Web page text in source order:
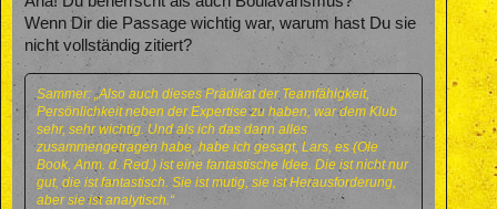
Wenn Dir die Passage wichtig war, warum hast Du sie
nicht vollständig zitiert?
Sammer: „Also auch dieses Prädikat der Teamfähigkeit,
Persönlichkeit neben der Expertise zu haben, war dem Klub
sehr, sehr wichtig. Und als ich das dann alles
zusammengetragen habe, habe ich gesagt, Lars, es (Ole
Book, Anm. d. Red.) ist eine fantastische Idee. Die ist nicht nur
gut, die ist fantastisch. Sie ist mutig, sie ist Herausforderung,
aber sie ist analytisch.“